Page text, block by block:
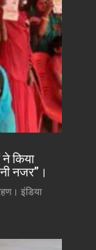
किया
नजर”।
इंडिया